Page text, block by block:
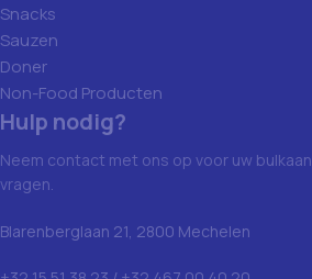
Snacks
Sauzen
Doner
Non-Food Producten
Hulp nodig?
Neem contact met ons op voor uw
vragen.
Blarenberglaan 21, 2800 Mechelen